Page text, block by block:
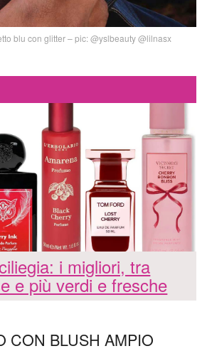
blu con glitter – pic: @yslbeauty @lilnasx
i migliori, tra
e più verdi e fresche
CON BLUSH AMPIO